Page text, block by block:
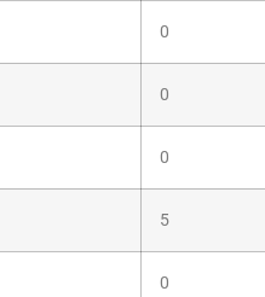
0
0
0
5
0